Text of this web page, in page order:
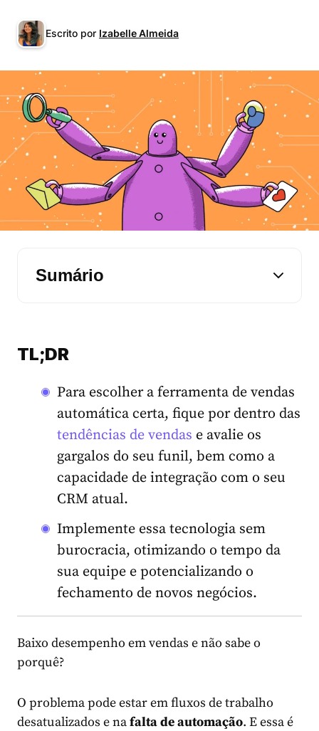
Escrito por Izabelle Almeida
Sumário
TL;DR
Para escolher a ferramenta de vendas
automática certa, fique por dentro das
tendências de vendas e avalie os
gargalos do seu funil, bem como a
capacidade de integração com o seu
CRM atual.
Implemente essa tecnologia sem
burocracia, otimizando o tempo da
sua equipe e potencializando o
fechamento de novos negócios.
Baixo desempenho em vendas e não sabe o
porquê?
O problema pode estar em fluxos de trabalho
desatualizados e nafalta de automação. E essa é